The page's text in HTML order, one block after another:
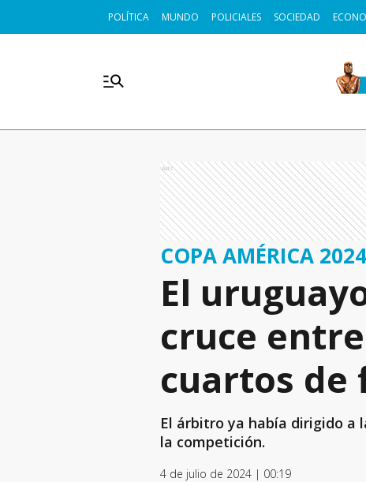
POLÍTICA MUNDO POLICIALES SOCIEDAD
Ads
COPA AMÉRICA 2024
El
cruce
cuartos de
El árbitro ya había dirigido a
la competición.
4 de julio de 2024 | 00:19